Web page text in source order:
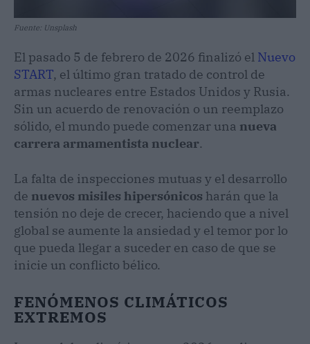
Fuente: Unsplash
El pasado 5 de febrero de 2026 finalizó el Nuevo
START, el último gran tratado de control de
armas nucleares entre Estados Unidos y Rusia.
Sin un acuerdo de renovación o un reemplazo
sólido, el mundo puede comenzar una nueva
carrera armamentista nuclear.
La falta de inspecciones mutuas y el desarrollo
de nuevos misiles hipersónicos harán que la
tensión no deje de crecer, haciendo que a nivel
global se aumente la ansiedad y el temor por lo
que pueda llegar a suceder en caso de que se
inicie un conflicto bélico.
FENÓMENOS CLIMÁTICOS
EXTREMOS